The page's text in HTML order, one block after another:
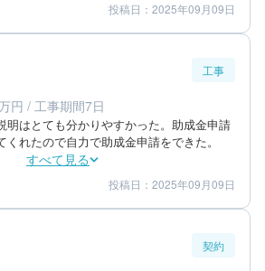
金額感 5
4
投稿日：2025年09月09日
工事
円 / 工事期間7日
明はとても分かりやすかった。助成金申請
れたので自力で助成金申請をできた。
すべて見る
仕上がり 4
4
投稿日：2025年09月09日
契約